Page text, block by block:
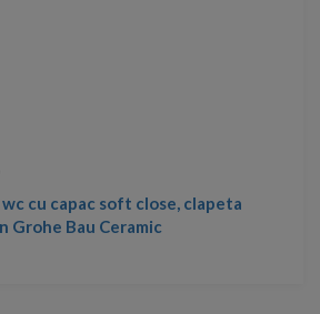
wc cu capac soft close, clapeta
Grohe Bau Ceramic